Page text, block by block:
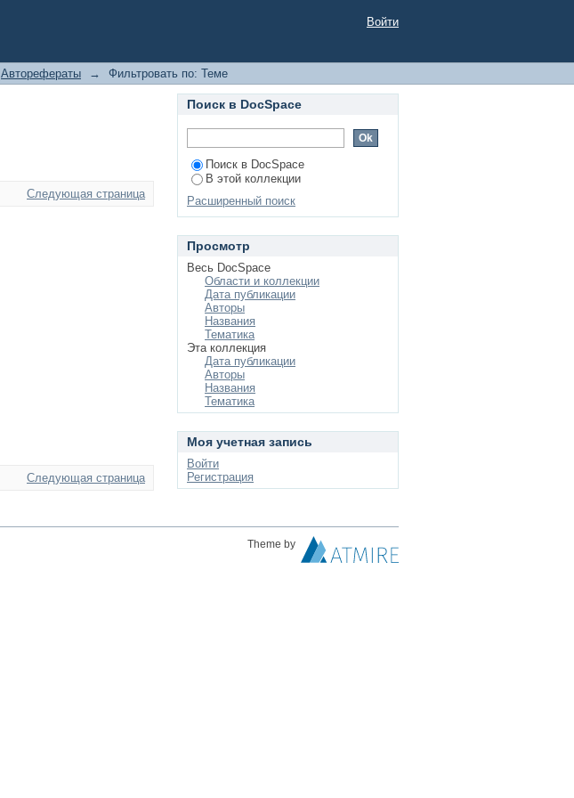
Войти
Авторефераты → Фильтровать по: Теме
Следующая страница
Следующая страница
Поиск в DocSpace
Поиск в DocSpace
В этой коллекции
Расширенный поиск
Просмотр
Весь DocSpace
Области и коллекции
Дата публикации
Авторы
Названия
Тематика
Эта коллекция
Дата публикации
Авторы
Названия
Тематика
Моя учетная запись
Войти
Регистрация
Theme by